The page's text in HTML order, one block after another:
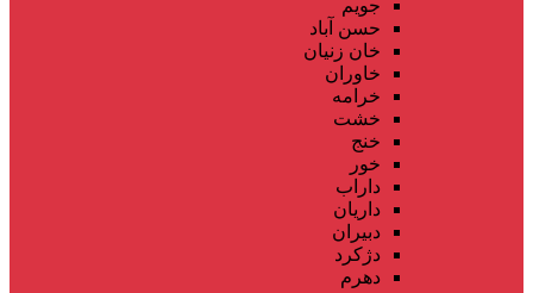
جویم
حسن آباد
خان زنیان
خاوران
خرامه
خشت
خنج
خور
داراب
داریان
دبیران
دژکرد
دهرم